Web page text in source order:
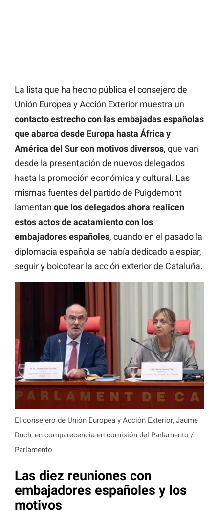
La lista que ha hecho pública el consejero de
Unión Europea y Acción Exterior muestra un
contacto estrecho con las embajadas españolas
que abarca desde Europa hasta África y
América del Sur con motivos diversos, que van
desde la presentación de nuevos delegados
hasta la promoción económica y cultural. Las
mismas fuentes del partido de Puigdemont
lamentan que los delegados ahora realicen
estos actos de acatamiento con los
embajadores españoles, cuando en el pasado la
diplomacia española se había dedicado a espiar,
seguir y boicotear la acción exterior de Cataluña.
El consejero de Unión Europea y Acción Exterior, Jaume
Duch, en comparecencia en comisión del Parlamento /
Parlamento
Las diez reuniones con
embajadores españoles y los
motivos